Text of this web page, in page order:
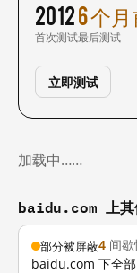
2012
首次测试
6 个
最后测试
立即测试
加载中……
baidu.com 上其
部分被屏蔽4 间
baidu.com 下全